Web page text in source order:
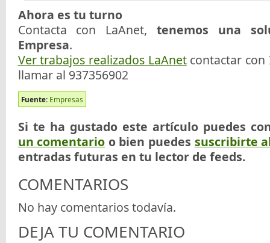
Ahora es tu turno
Contacta con LaAnet,tenemos una
Empresa.
Ver trabajos realizados LaAnetcontactar con
llamar al 937356902
Fuente: Empresas
Si te ha gustado este artículo puedes
un comentario o bien puedes suscribirte
entradas futuras en tu lector de feeds.
COMENTARIOS
No hay comentarios todavía.
DEJA TU COMENTARIO